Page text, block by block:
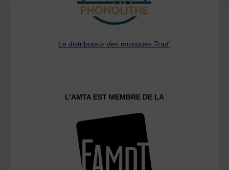
Le distributeur des musiques Trad'
L’AMTA EST MEMBRE DE LA